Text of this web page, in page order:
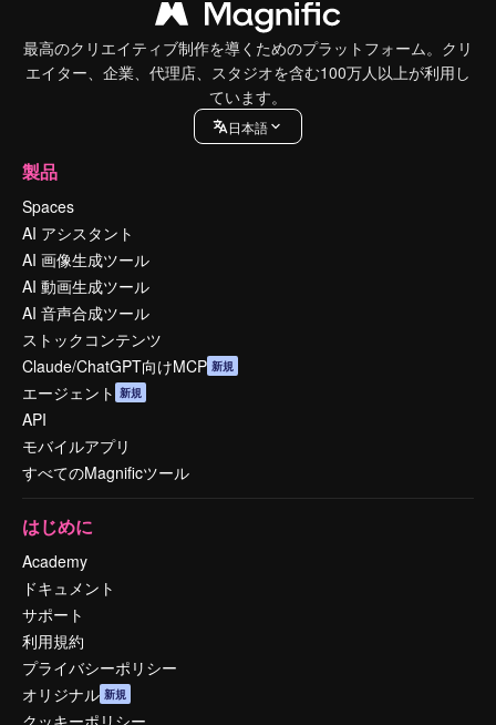
最高のクリエイティブ制作を導くためのプラットフォーム。クリ
エイター、企業、代理店、スタジオを含む100万人以上が利用し
ています。
日本語
製品
Spaces
AI アシスタント
AI 画像生成ツール
AI 動画生成ツール
AI 音声合成ツール
ストックコンテンツ
Claude/ChatGPT向けMCP 新規
エージェント 新規
API
モバイルアプリ
すべてのMagnificツール
はじめに
Academy
ドキュメント
サポート
利用規約
プライバシーポリシー
オリジナル 新規
クッキーポリシー